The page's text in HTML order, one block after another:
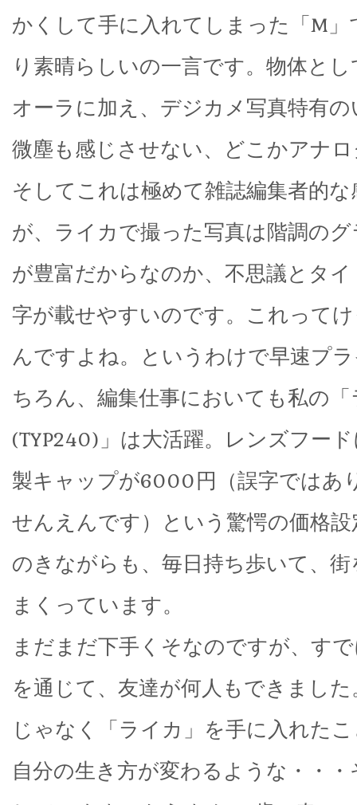
かくして手に入れてしまった「M
り素晴らしいの一言です。物体と
オーラに加え、デジカメ写真特有
微塵も感じさせない、どこかアナ
そしてこれは極めて雑誌編集者的
が、ライカで撮った写真は階調の
が豊富だからなのか、不思議とタ
字が載せやすいのです。これって
んですよね。というわけで早速プ
ちろん、編集仕事においても私の
(TYP240)」は大活躍。レンズフー
製キャップが6000円（誤字ではあ
せんえんです）という驚愕の価格
のきながらも、毎日持ち歩いて、
まくっています。
まだまだ下手くそなのですが、す
を通じて、友達が何人もできまし
じゃなく「ライカ」を手に入れた
自分の生き方が変わるような・・